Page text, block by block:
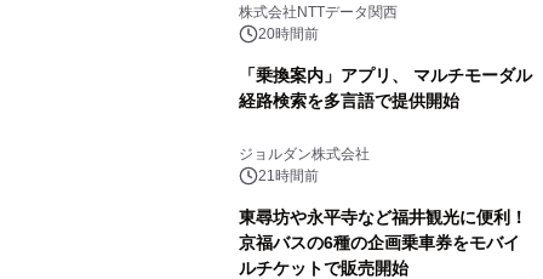
人認証と デジタルデバイド対策で実現
～
株式会社NTTデータ関西
20時間前
「乗換案内」アプリ、 マルチモーダル
経路検索を多言語で提供開始
ジョルダン株式会社
21時間前
東尋坊や永平寺など福井観光に便利！
京福バスの6種の企画乗車券をモバイ
ルチケットで販売開始